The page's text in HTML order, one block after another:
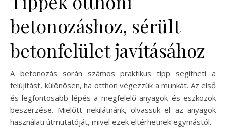
betonozáshoz, sérült
betonfelület javításához
A betonozás során számos praktikus tipp segítheti a
felújítást, különösen, ha otthon végezzük a munkát. Az első
és legfontosabb lépés a megfelelő anyagok és eszközök
beszerzése. Mielőtt nekilátnánk, olvassuk el az anyagok
használati útmutatóját, mivel ezek eltérhetnek egymástól.